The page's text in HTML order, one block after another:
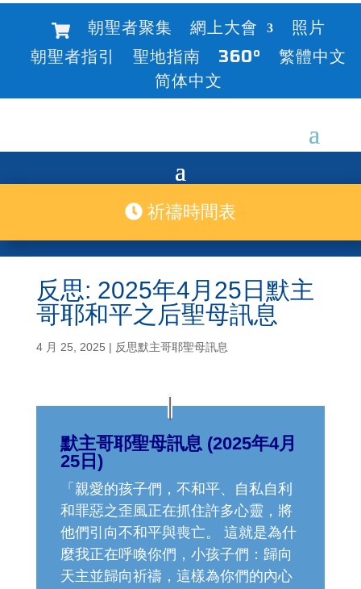
朝聖者聚集 網上大會
照片
朝聖者指引
聖地指南 360°
繁體中文
简体中文
祈禱時間表
反思: 2025年4月25日默主
哥耶和平之后聖母訊息
4 月 25, 2025 | 反思默主哥耶聖母訊息
默主哥耶聖母訊息 (2025年4月
25日)
「親愛的孩子們，不和平、自私自利
和罪惡之歪風正在抓住許多心靈，將
他們引向不和平與喪亡。 這就是為什
麼我正在呼喚你們，小孩子們：歸向
天主並歸向祈禱，這樣為你們的內心